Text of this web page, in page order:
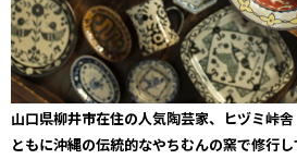
山口県柳井市在住の人気陶芸家、ヒヅミ峠
ともに沖縄の伝統的なやちむんの窯で修行